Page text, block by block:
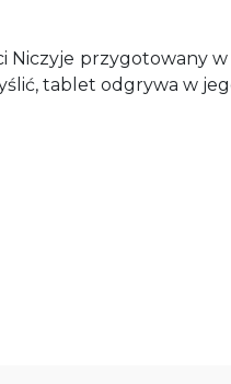
Niczyje przygotowany
tablet odgrywa w